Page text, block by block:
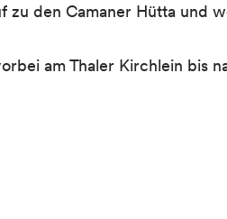
den Camaner Hütta
am Thaler Kirchlein bis